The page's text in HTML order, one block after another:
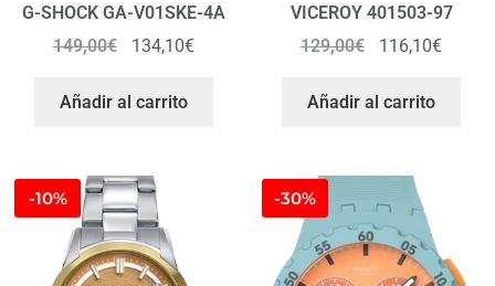
G-SHOCK GA-V01SKE-4A
149,00€ 134,10€
Añadir al carrito
VICEROY 401503-97
129,00€ 116,10€
Añadir al carrito
-10% -30%